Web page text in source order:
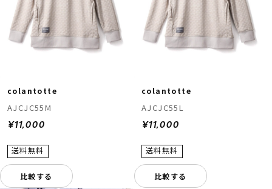
colantotte
AJCJC55M
¥11,000
比較する
colantotte
AJCJC55L
¥11,000
比較する